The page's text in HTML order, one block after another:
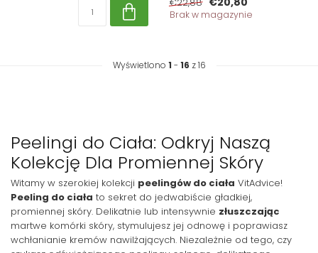
Brak w magazynie
Wyświetlono 1 - 16 z 16
Peelingi do Ciała: Odkryj Naszą
Kolekcję Dla Promiennej Skóry
Witamy w szerokiej kolekcji peelingów do ciała VitAdvice!
Peeling do ciała to sekret do jedwabiście gładkiej,
promiennej skóry. Delikatnie lub intensywnie złuszczając
martwe komórki skóry, stymulujesz jej odnowę i poprawiasz
wchłanianie kremów nawilżających. Niezależnie od tego, czy